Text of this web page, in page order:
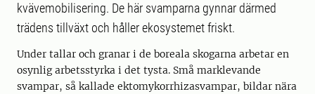
kvävemobilisering. De här svamparna gynnar därmed
trädens tillväxt och håller ekosystemet friskt.
Under tallar och granar i de boreala skogarna arbetar en
osynlig arbetsstyrka i det tysta. Små marklevande
svampar, så kallade ektomykorrhizasvampar, bildar nära